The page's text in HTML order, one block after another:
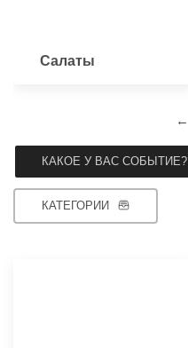
Салаты
←
КАКОЕ У ВАС СОБЫТИЕ?
КАТЕГОРИИ